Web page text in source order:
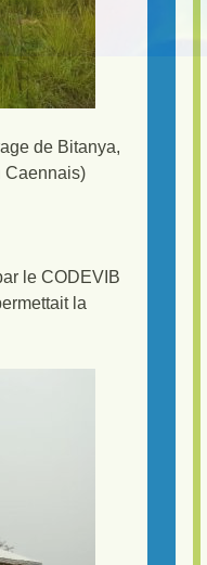
de Bitanya,
Caennais)
le CODEVIB
la